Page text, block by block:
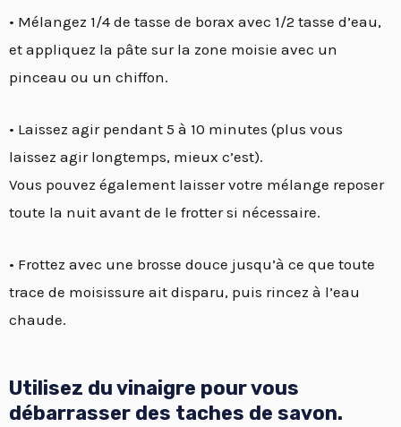
• Mélangez 1/4 de tasse de borax avec 1/2 tasse d’eau,
et appliquez la pâte sur la zone moisie avec un
pinceau ou un chiffon.
• Laissez agir pendant 5 à 10 minutes (plus vous
laissez agir longtemps, mieux c’est).
Vous pouvez également laisser votre mélange reposer
toute la nuit avant de le frotter si nécessaire.
• Frottez avec une brosse douce jusqu’à ce que toute
trace de moisissure ait disparu, puis rincez à l’eau
chaude.
Utilisez du vinaigre pour vous
débarrasser des taches de savon.